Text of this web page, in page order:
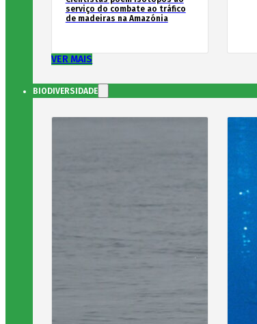
serviço do combate ao tráfico
de madeiras na Amazónia
VER MAIS
BIODIVERSIDADE